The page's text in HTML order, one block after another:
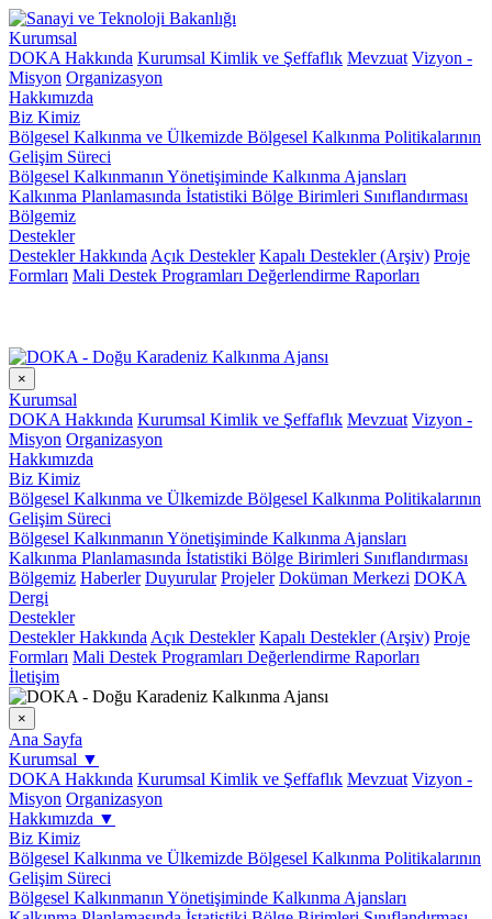
Kurumsal
DOKA Hakkında Kurumsal Kimlik ve Şeffaflık Mevzuat Vizyon -
Misyon Organizasyon
Hakkımızda
Biz Kimiz
Bölgesel Kalkınma ve Ülkemizde Bölgesel Kalkınma Politikalarının
Gelişim Süreci
Bölgesel Kalkınmanın Yönetişiminde Kalkınma Ajansları
Kalkınma Planlamasında İstatistiki Bölge Birimleri Sınıflandırması
Bölgemiz
Destekler
Destekler Hakkında Açık Destekler Kapalı Destekler (Arşiv) Proje
Formları Mali Destek Programları Değerlendirme Raporları
×
Kurumsal
DOKA Hakkında Kurumsal Kimlik ve Şeffaflık Mevzuat Vizyon -
Misyon Organizasyon
Hakkımızda
Biz Kimiz
Bölgesel Kalkınma ve Ülkemizde Bölgesel Kalkınma Politikalarının
Gelişim Süreci
Bölgesel Kalkınmanın Yönetişiminde Kalkınma Ajansları
Kalkınma Planlamasında İstatistiki Bölge Birimleri Sınıflandırması
Bölgemiz Haberler Duyurular Projeler Doküman Merkezi DOKA
Dergi
Destekler
Destekler Hakkında Açık Destekler Kapalı Destekler (Arşiv) Proje
Formları Mali Destek Programları Değerlendirme Raporları
İletişim
×
Ana Sayfa
Kurumsal ▼
DOKA Hakkında Kurumsal Kimlik ve Şeffaflık Mevzuat Vizyon -
Misyon Organizasyon
Hakkımızda ▼
Biz Kimiz
Bölgesel Kalkınma ve Ülkemizde Bölgesel Kalkınma Politikalarının
Gelişim Süreci
Bölgesel Kalkınmanın Yönetişiminde Kalkınma Ajansları